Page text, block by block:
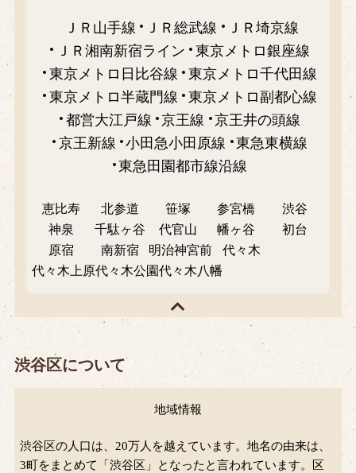
ＪＲ山手線 ＪＲ総武線
ＪＲ埼京線
ＪＲ湘南新宿ライン
東京メトロ銀座線
東京メトロ日比谷線
東京メトロ千代田線
東京メトロ半蔵門線
東京メトロ副都心線
都営大江戸線
京王線
京王井の頭線
京王新線
小田急小田原線
東急東横線
東急田園都市線沿線
恵比寿 北参道 笹塚 参宮橋
渋谷
神泉
千駄ヶ谷 代官山 幡ヶ谷
初台
原宿
南新宿 明治神宮前
代々木
代々木上原代々木公園代々木八幡
渋谷区について
地域情報
渋谷区の人口は、20万人を越えています。地名の由来は、
3町をまとめて「渋谷区」となったと言われています。区